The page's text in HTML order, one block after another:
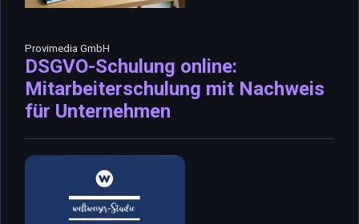
Provimedia GmbH
DSGVO-Schulung online:
Mitarbeiterschulung mit Nachweis
für Unternehmen